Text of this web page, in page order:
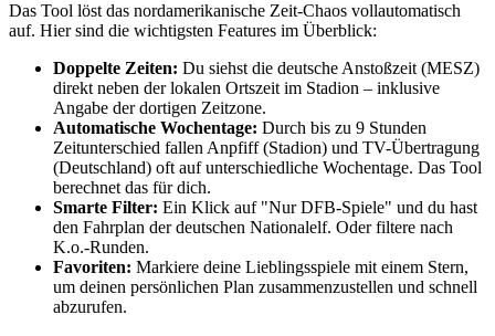
Das Tool löst das nordamerikanische Zeit-Chaos vollautomatisch
auf. Hier sind die wichtigsten Features im Überblick:
Doppelte Zeiten: Du siehst die deutsche Anstoßzeit (MESZ)
direkt neben der lokalen Ortszeit im Stadion – inklusive
Angabe der dortigen Zeitzone.
Automatische Wochentage: Durch bis zu 9 Stunden
Zeitunterschied fallen Anpfiff (Stadion) und TV-Übertragung
(Deutschland) oft auf unterschiedliche Wochentage. Das Tool
berechnet das für dich.
Smarte Filter: Ein Klick auf "Nur DFB-Spiele" und du hast
den Fahrplan der deutschen Nationalelf. Oder filtere nach
K.o.-Runden.
Favoriten: Markiere deine Lieblingsspiele mit einem Stern,
um deinen persönlichen Plan zusammenzustellen und schnell
abzurufen.